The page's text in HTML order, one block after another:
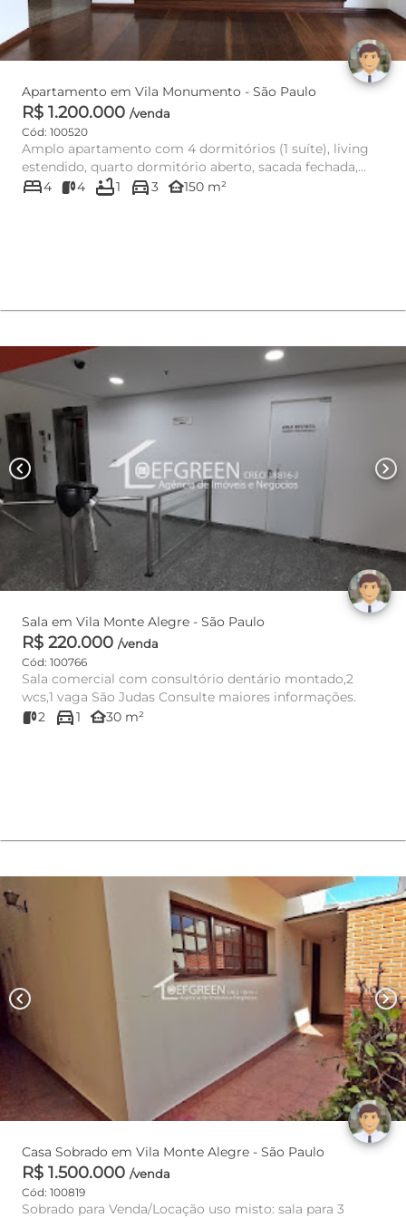
Apartamento em Vila Monumento - São Paulo
R$ 1.200.000 /venda
Cód: 100520
Amplo apartamento com 4 dormitórios (1 suíte), living
estendido, quarto dormitório aberto, sacada fechada,
copa/cozinh...
bed4 4 bathtub1 directions_car3 other_houses150 m²
chevron_left chevron_right
Sala em Vila Monte Alegre - São Paulo
R$ 220.000 /venda
Cód: 100766
Sala comercial com consultório dentário montado,2
wcs,1 vaga São Judas Consulte maiores informações.
2
directions_car1 other_houses30 m²
chevron_left chevron_right
Casa Sobrado em Vila Monte Alegre - São Paulo
R$ 1.500.000 /venda
Cód: 100819
Sobrado para Venda/Locação uso misto: sala para 3